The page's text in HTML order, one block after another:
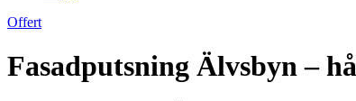
Offert
Fasadputsning Älvsbyn –